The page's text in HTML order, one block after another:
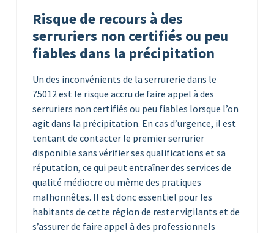
Risque de recours à des
serruriers non certifiés ou peu
fiables dans la précipitation
Un des inconvénients de la serrurerie dans le
75012 est le risque accru de faire appel à des
serruriers non certifiés ou peu fiables lorsque l’on
agit dans la précipitation. En cas d’urgence, il est
tentant de contacter le premier serrurier
disponible sans vérifier ses qualifications et sa
réputation, ce qui peut entraîner des services de
qualité médiocre ou même des pratiques
malhonnêtes. Il est donc essentiel pour les
habitants de cette région de rester vigilants et de
s’assurer de faire appel à des professionnels